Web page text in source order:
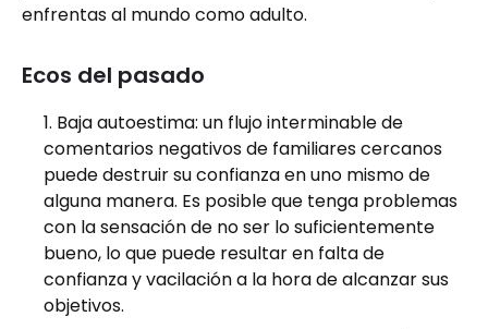
enfrentas al mundo como adulto.
Ecos del pasado
Baja autoestima: un flujo interminable de
comentarios negativos de familiares cercanos
puede destruir su confianza en uno mismo de
alguna manera. Es posible que tenga problemas
con la sensación de no ser lo suficientemente
bueno, lo que puede resultar en falta de
confianza y vacilación a la hora de alcanzar sus
objetivos.